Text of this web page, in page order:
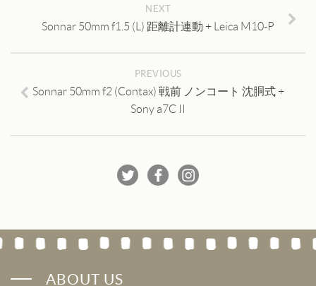
NEXT
Sonnar 50mm f1.5 (L) 距離計連動 + Leica M10-P
PREVIOUS
Sonnar 50mm f2 (Contax) 戦前 ノンコート 沈胴式 +
Sony a7C II
ABOUT US